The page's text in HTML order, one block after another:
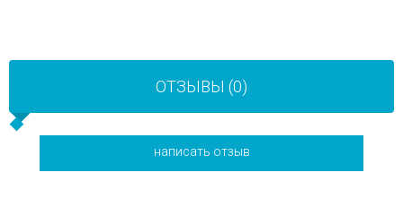
ОТЗЫВЫ (0)
написать отзыв